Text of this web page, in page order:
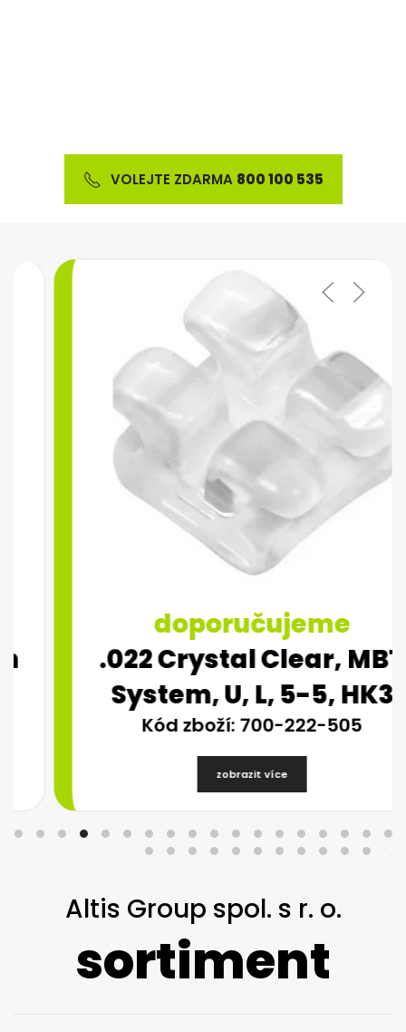
VOLEJTE ZDARMA 800 100 535
doporučujeme
.022 Crystal Clear, MBT
System, U, L, 5-5, HK3
Kód zboží: 700-222-505
zobrazit více
Altis Group spol. s r. o.
sortiment